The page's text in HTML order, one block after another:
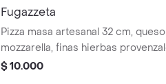
Fugazzeta
Pizza masa artesanal 32 cm, queso
mozzarella, finas hierbas provenzales,
aceite de oliva y cebolla.
$ 10.000